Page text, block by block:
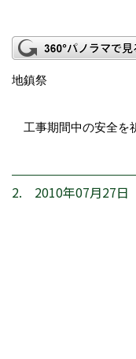
地鎮祭
工事期間中の安全を
2. 2010年07月27日